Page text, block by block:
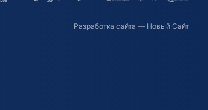
Разработка сайта — Новый Сайт